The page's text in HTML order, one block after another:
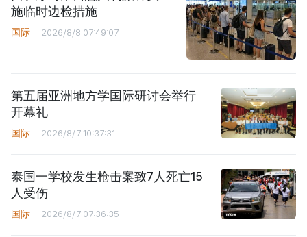
施临时边检措施
国际 2026/8/8 07:49:07
第五届亚洲地方学国际研讨会举行
开幕礼
国际 2026/8/7 10:37:31
泰国一学校发生枪击案致7人死亡15
人受伤
国际 2026/8/7 07:36:35